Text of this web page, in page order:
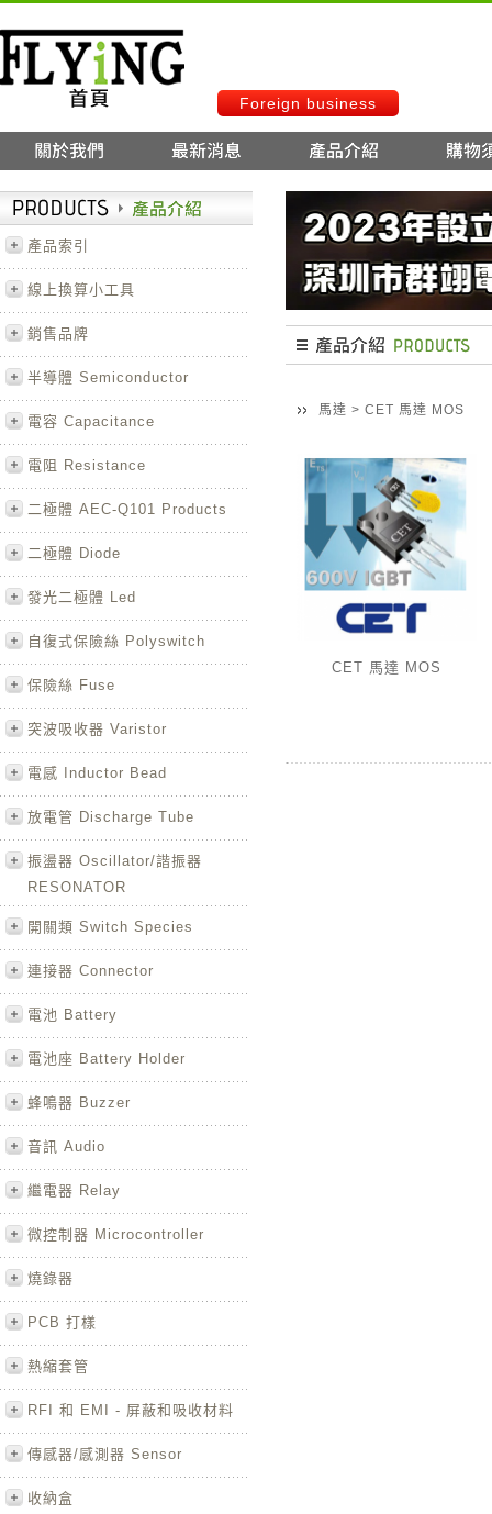
Foreign business
產品索引
線上換算小工具
銷售品牌
半導體 Semiconductor
電容 Capacitance
電阻 Resistance
二極體 AEC-Q101 Products
二極體 Diode
發光二極體 Led
自復式保險絲 Polyswitch
保險絲 Fuse
突波吸收器 Varistor
電感 Inductor Bead
放電管 Discharge Tube
振盪器 Oscillator/諧振器
RESONATOR
開關類 Switch Species
連接器 Connector
電池 Battery
電池座 Battery Holder
蜂鳴器 Buzzer
音訊 Audio
繼電器 Relay
微控制器 Microcontroller
燒錄器
PCB 打樣
熱縮套管
RFI 和 EMI - 屏蔽和吸收材料
傳感器/感測器 Sensor
收納盒
馬達 > CET 馬達 MOS
CET 馬達 MOS